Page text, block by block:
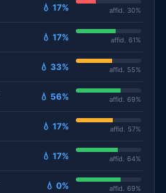
💧 17% affid. 30%
💧 17% affid. 61%
💧 33% affid. 55%
💧 56% affid. 69%
💧 17% affid. 57%
💧 17% affid. 64%
💧 0% affid. 69%